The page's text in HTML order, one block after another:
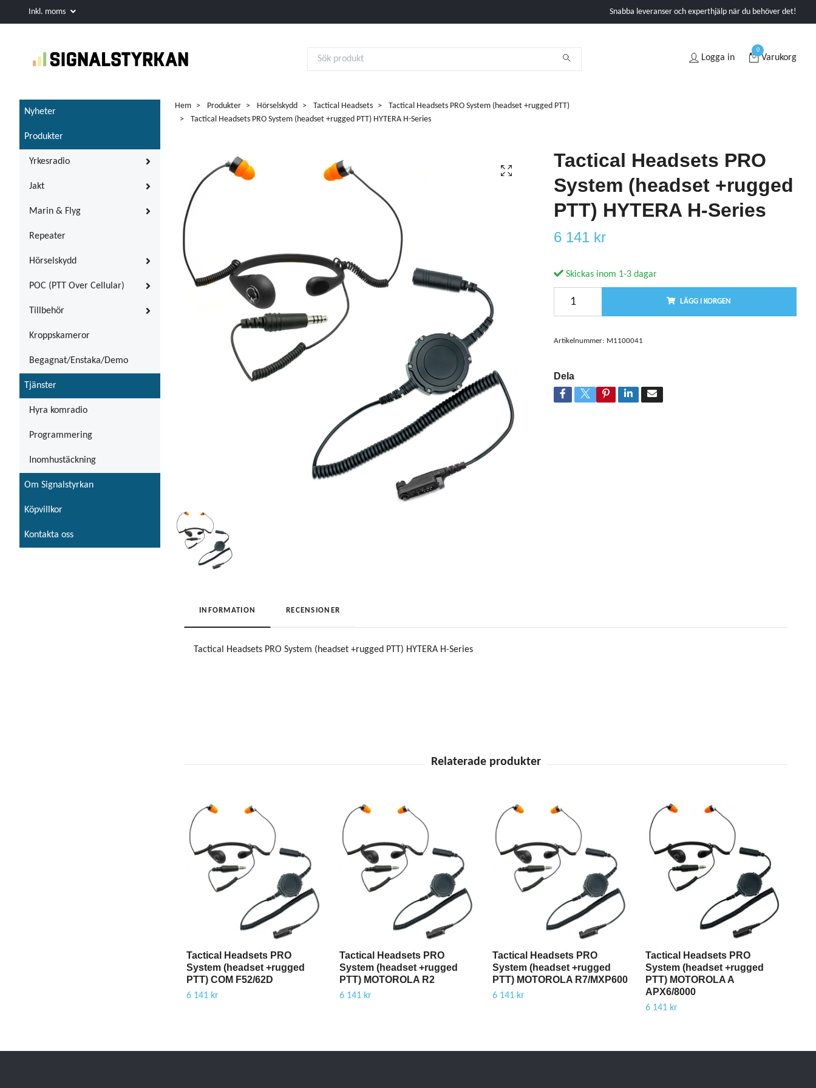
Inkl. moms Snabba leveranser och experthjälp när du behöver det!
Logga in
0
Varukorg
Nyheter
Produkter
Yrkesradio
Jakt
Marin & Flyg
Repeater
Hörselskydd
POC (PTT Over Cellular)
Tillbehör
Kroppskameror
Begagnat/Enstaka/Demo
Tjänster
Hyra komradio
Programmering
Inomhustäckning
Om Signalstyrkan
Köpvillkor
Kontakta oss
Hem Produkter Hörselskydd Tactical Headsets
Tactical Headsets PRO System (headset +rugged PTT)
Tactical Headsets PRO System (headset +rugged PTT) HYTERA H-Series
Tactical Headsets PRO
System (headset +rugged
PTT) HYTERA H-Series
6 141 kr
Skickas inom 1-3 dagar
LÄGG I KORGEN
Artikelnummer: M1100041
Dela
INFORMATION RECENSIONER
Tactical Headsets PRO System (headset +rugged PTT) HYTERA H-Series
Tactical Headsets PRO
System (headset +rugged
PTT) COM F52/62D
6 141 kr
Tactical Headsets PRO
System (headset +rugged
PTT) MOTOROLA R2
6 141 kr
Tactical Headsets PRO
System (headset +rugged
PTT) MOTOROLA R7/MXP600
6 141 kr
Tactical Headsets PRO
System (headset +rugged
PTT) MOTOROLA A
APX6/8000
6 141 kr